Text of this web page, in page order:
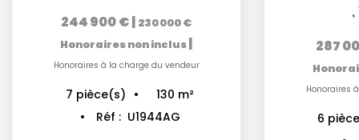
244 900 €| 230 000 €
Honoraires non inclus|
Honoraires à la charge du vendeur
7 pièce(s) 130 m²
Réf : U1944AG
,
287
Honoraires
6